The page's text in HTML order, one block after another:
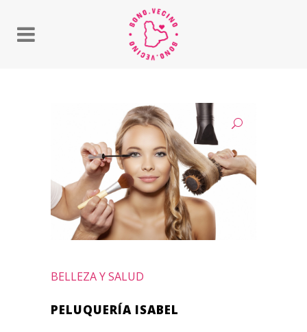
BELLEZA Y SALUD
PELUQUERÍA ISABEL